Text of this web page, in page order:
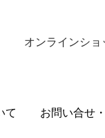
オンラインショ
て お問い合せ